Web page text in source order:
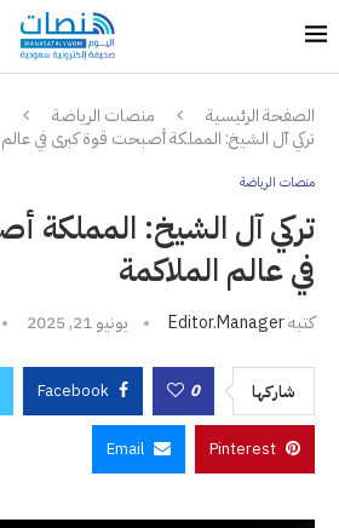
الصفحة الرئيسية
منصات الرياضة
تركي آل الشيخ: المملكة أصبحت قوة كبرى في عالم
منصات الرياضة
تركي آل الشيخ: المملكة
في عالم الملاكمة
كتبهEditor.manager يونيو 21, 2025
شاركها 0
Facebook
Pinterest
Email